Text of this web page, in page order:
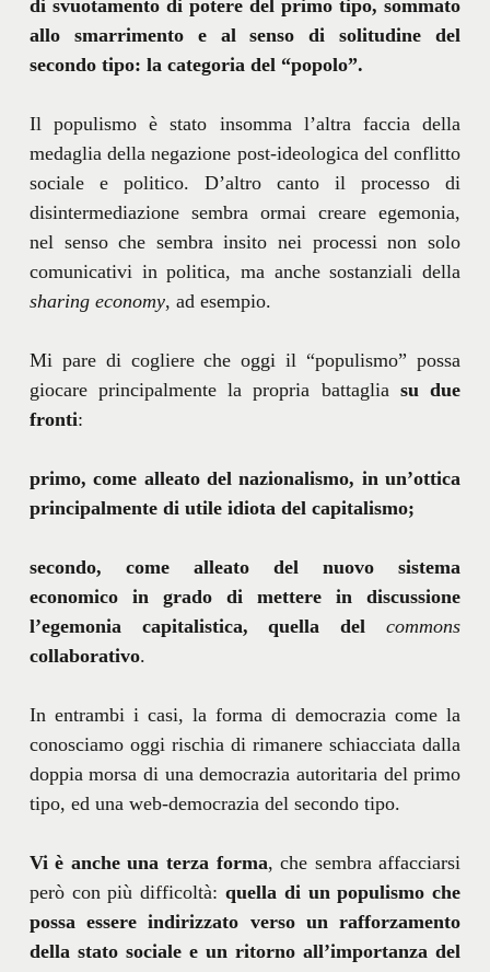
di svuotamento di potere del primo tipo, sommato
allo smarrimento e al senso di solitudine del
secondo tipo: la categoria del “popolo”.
Il populismo è stato insomma l’altra faccia della
medaglia della negazione post-ideologica del conflitto
sociale e politico. D’altro canto il processo di
disintermediazione sembra ormai creare egemonia,
nel senso che sembra insito nei processi non solo
comunicativi in politica, ma anche sostanziali della
sharing economy, ad esempio.
Mi pare di cogliere che oggi il “populismo” possa
giocare principalmente la propria battaglia su due
fronti:
primo, come alleato del nazionalismo, in un’ottica
principalmente di utile idiota del capitalismo;
secondo, come alleato del nuovo sistema
economico in grado di mettere in discussione
l’egemonia capitalistica, quella delcommons
collaborativo.
In entrambi i casi, la forma di democrazia come la
conosciamo oggi rischia di rimanere schiacciata dalla
doppia morsa di una democrazia autoritaria del primo
tipo, ed una web-democrazia del secondo tipo.
Vi è anche una terza forma, che sembra affacciarsi
però con più difficoltà: quella di un populismo che
possa essere indirizzato verso un rafforzamento
della stato sociale e un ritorno all’importanza del